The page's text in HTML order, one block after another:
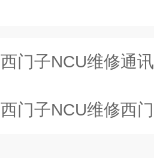
西门子NCU维修通
西门子NCU维修西